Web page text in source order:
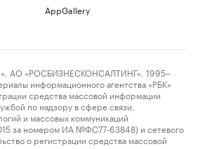
AppGallery
АО «РОСБИЗНЕСКОНСАЛТИНГ», 1995–
информационного агентства «РБК»
средства массовой информации
по надзору в сфере связи,
и массовых коммуникаций
за номером ИА №ФС77-63848) и сетевого
о регистрации средства массовой